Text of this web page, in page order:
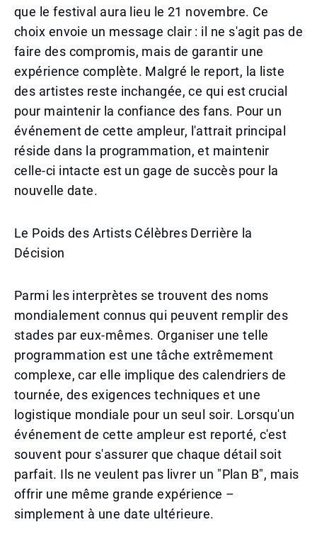
que le festival aura lieu le 21 novembre. Ce
choix envoie un message clair : il ne s'agit pas de
faire des compromis, mais de garantir une
expérience complète. Malgré le report, la liste
des artistes reste inchangée, ce qui est crucial
pour maintenir la confiance des fans. Pour un
événement de cette ampleur, l'attrait principal
réside dans la programmation, et maintenir
celle-ci intacte est un gage de succès pour la
nouvelle date.
Le Poids des Artists Célèbres Derrière la
Décision
Parmi les interprètes se trouvent des noms
mondialement connus qui peuvent remplir des
stades par eux-mêmes. Organiser une telle
programmation est une tâche extrêmement
complexe, car elle implique des calendriers de
tournée, des exigences techniques et une
logistique mondiale pour un seul soir. Lorsqu'un
événement de cette ampleur est reporté, c'est
souvent pour s'assurer que chaque détail soit
parfait. Ils ne veulent pas livrer un "Plan B", mais
offrir une même grande expérience –
simplement à une date ultérieure.